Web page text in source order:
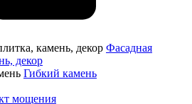
Фасадная
декор
Гибкий камень
мощения